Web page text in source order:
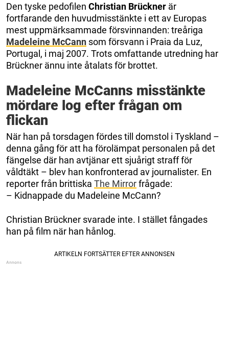
Den tyske pedofilen Christian Brückner är
fortfarande den huvudmisstänkte i ett av Europas
mest uppmärksammade försvinnanden: treåriga
Madeleine McCann som försvann i Praia da Luz,
Portugal, i maj 2007. Trots omfattande utredning har
Brückner ännu inte åtalats för brottet.
Madeleine McCanns misstänkte
mördare log efter frågan om
flickan
När han på torsdagen fördes till domstol i Tyskland –
denna gång för att ha förolämpat personalen på det
fängelse där han avtjänar ett sjuårigt straff för
våldtäkt – blev han konfronterad av journalister. En
reporter från brittiska The Mirrorfrågade:
– Kidnappade du Madeleine McCann?
Christian Brückner svarade inte. I stället fångades
han på film när han hånlog.